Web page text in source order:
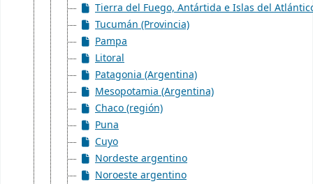
Tierra del Fuego, Antártida e Islas del
Tucumán (Provincia)
Pampa
Litoral
Patagonia (Argentina)
Mesopotamia (Argentina)
Chaco (región)
Puna
Cuyo
Nordeste argentino
Noroeste argentino